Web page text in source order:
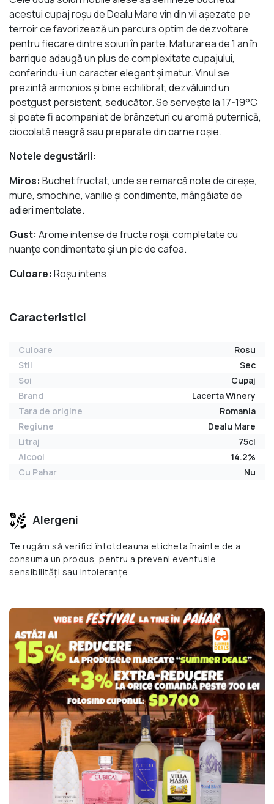
acestui cupaj roşu de Dealu Mare vin din vii aşezate pe
terroir ce favorizează un parcurs optim de dezvoltare
pentru fiecare dintre soiuri în parte. Maturarea de 1 an în
barrique adaugă un plus de complexitate cupajului,
conferindu-i un caracter elegant şi matur. Vinul se
prezintă armonios şi bine echilibrat, dezvăluind un
postgust persistent, seducător. Se serveşte la 17-19°C
şi poate fi acompaniat de brânzeturi cu aromă puternică,
ciocolată neagră sau preparate din carne roşie.
Notele degustării:
Miros: Buchet fructat, unde se remarcă note de cireşe,
mure, smochine, vanilie şi condimente, mângâiate de
adieri mentolate.
Gust: Arome intense de fructe roşii, completate cu
nuanţe condimentate şi un pic de cafea.
Culoare: Roşu intens.
Caracteristici
Culoare
Rosu
Stil
Sec
Soi
Cupaj
Brand
Lacerta Winery
Tara de origine
Romania
Regiune
Dealu Mare
Litraj
75cl
Alcool
14.2%
Cu Pahar
Nu
Alergeni
Te rugăm să verifici întotdeauna eticheta înainte de a
consuma un produs, pentru a preveni eventuale
sensibilități sau intoleranțe.